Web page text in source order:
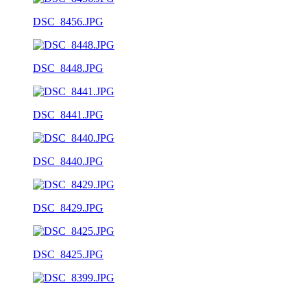
DSC_8456.JPG
DSC_8448.JPG
DSC_8441.JPG
DSC_8440.JPG
DSC_8429.JPG
DSC_8425.JPG